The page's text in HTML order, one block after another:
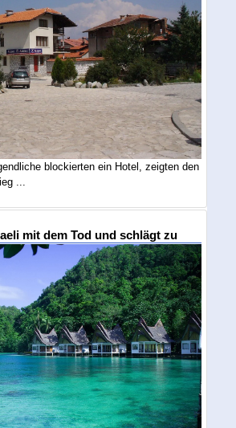
blockierten ein Hotel, zeigten den
...
mit dem Tod und schlägt zu